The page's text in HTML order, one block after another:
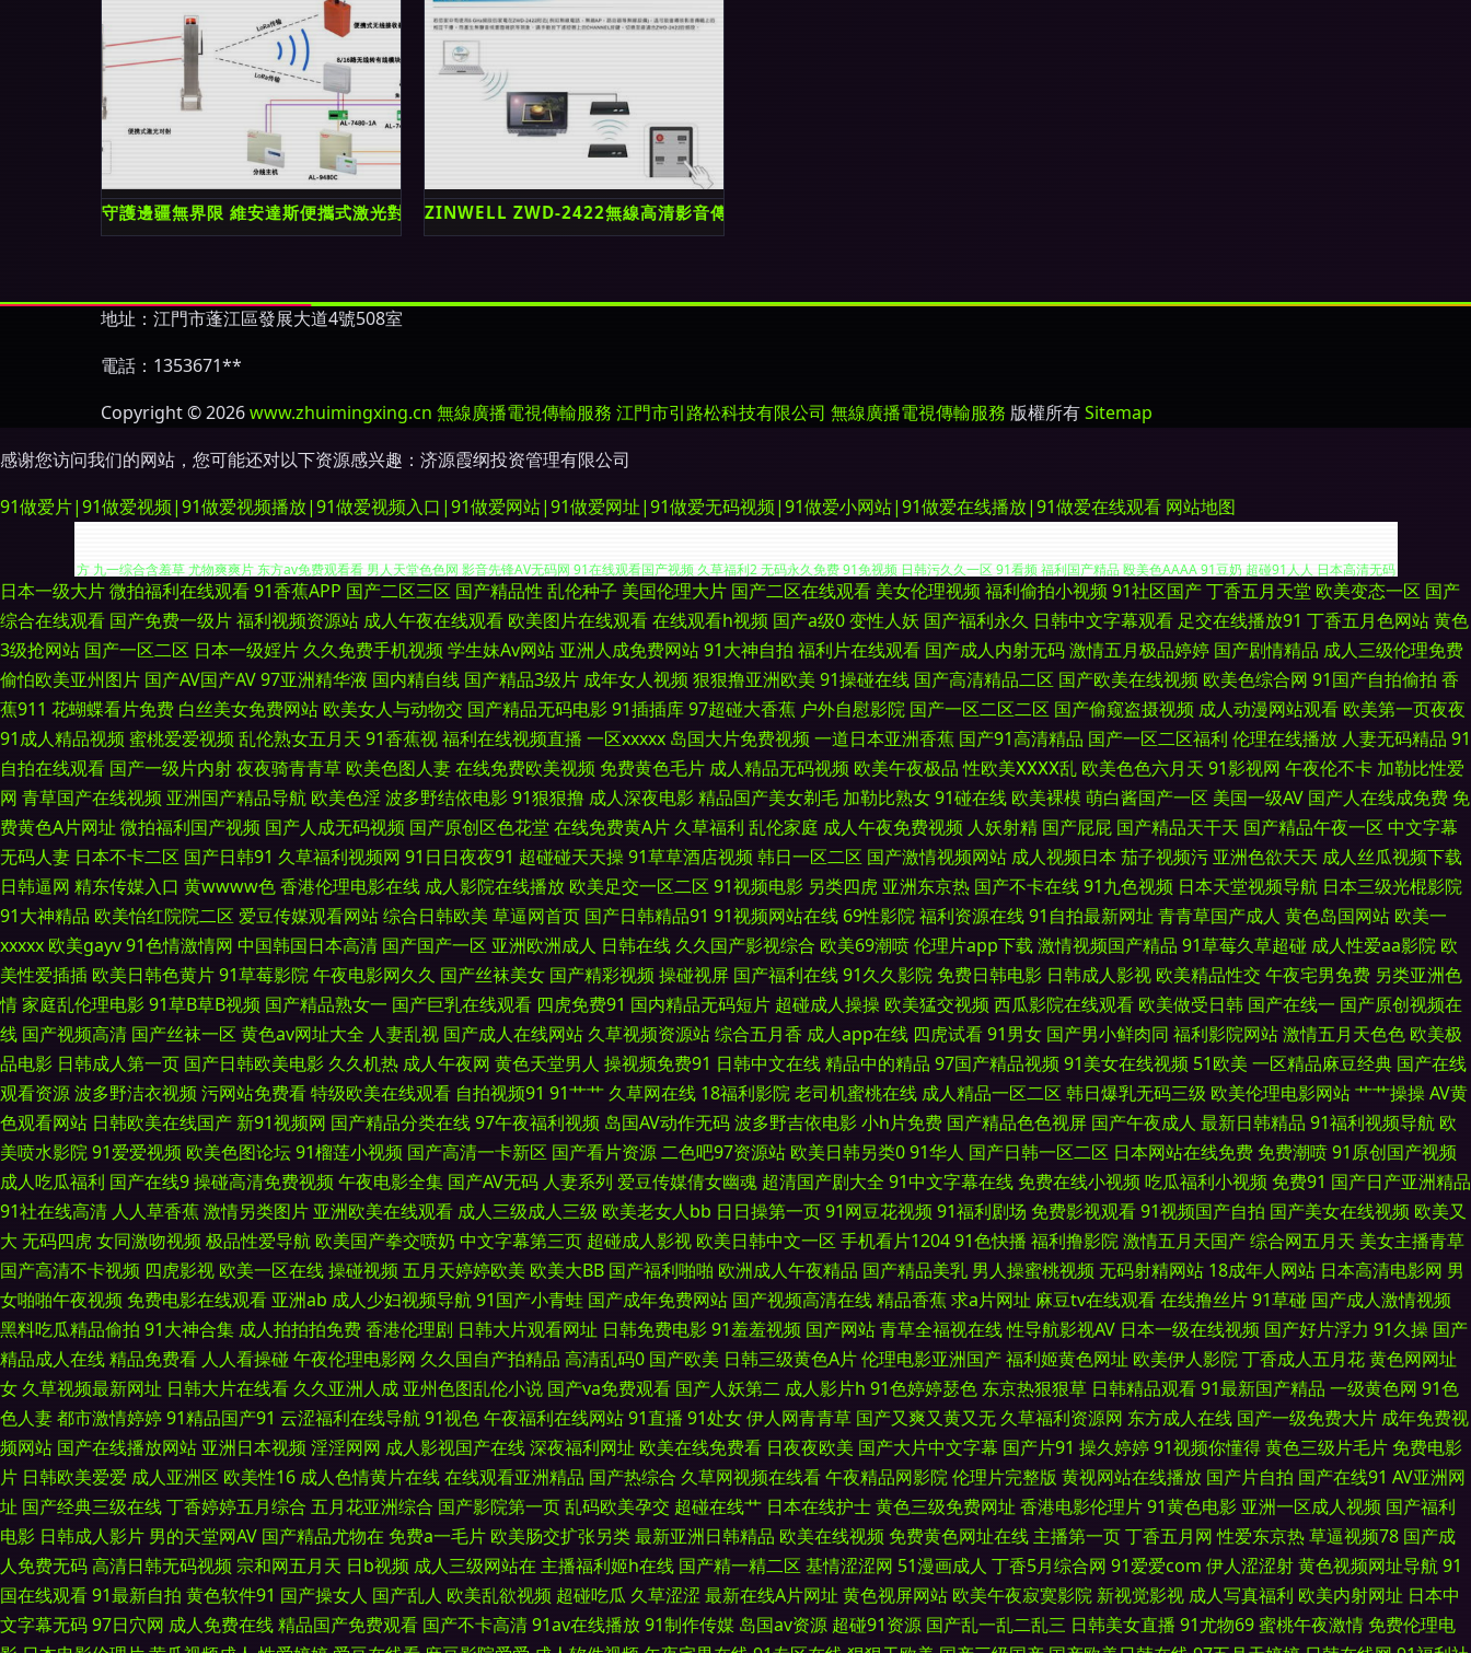
守護邊疆無界限 維安達斯便攜式激光對射與LORA無線傳輸的創新應用ZINWELL ZWD-2422無線高清影音傳輸器 革新廣播電視傳輸服務體驗
地址：江門市蓬江區發展大道4號508室
電話：1353671**
Copyright © 2026www.zhuimingxing.cn 無線廣播電視傳輸服務 江門市引路松科技有限公司 無線廣播電視傳輸服務 版權所有Sitemap
感谢您访问我们的网站，您可能还对以下资源感兴趣：济源霞纲投资管理有限公司
91做爱片|91做爱视频|91做爱视频播放|91做爱视频入口|91做爱网站|91做爱网址|91做爱无码视频|91做爱小网站|91做爱在线播放|91做爱在线观看 网站地图
91成社区 91尤物丝袜 午夜福利影院网址 www蜜桃视频 久久九九女女男女热 亚洲日韩国产成人在线 91资源人妻 久91c 亚洲欧美啪啪免费视频 AV网站 狼友基地97 尤物福利导航 国产超碰九色福利在线 日韩三级理论在线 91视频官
方 九一综合含羞草 尤物爽爽片 东方av免费观看看 男人天堂色色网 影音先锋AV无码网 91在线观看国产视频 久草福利2 无码永久免费 91免视频 日韩污久久一区 91看频 福利国产精品 殴美色AAAA 91豆奶 超碰91人人 日本高清无码
一区 91国标精品 国产精品51吃瓜黑料 天堂情色性爱Aa 97总资源 毛片亚洲天堂久久 91草美女 92日日干视频 免费看51 亚洲五月天停停色网站 A福利在线看 丝袜美足 91黄址 韩精品久久 色色精品影院 91国产福利小视频 国产黄在
线免费观看 1024自拍网 99国内精品 九九午夜成人剧场 性爱剧场 91嫩草黑料吃瓜王 国产精品久久免费人妻 日韩精品第一页 91素人搭讪 国产黄色免费区 三级片亚洲无码影院 91国产丝袜射精 第一福利视频导航网站 日本乱码 91电
影天堂在线污 超碰在线免费91 欧美曰韩精品AV 69国产精品久久 国产传媒福利专区 四虎电影院 超碰人人人91 欧美国产欧美人成 91豆花网站在线观看 91网址在线观看 蜜桃成人综合网 亚洲黄页大全免费看 91熟女对白 美女p刺鲍
秘书97色 影音先锋中文字幕av 白丝骚货艹白浆在线 欧美日韩成人黄色网址 91社精品无码 狠狠草网站 亚洲无码天堂网 A片无码一区二区 男女操视频 91成人进入人口视频 超碰人91 日本爱爱影院 91青久久 国产精品一不卡 黄色仑
库 婷婷激情小说 91视频高清免费在线播放 狼友基地AV大香蕉 亚洲人妻字幕色 91网站观看 精品久久一 91不卡在线看 变态国产香蕉伊人网 麻豆影院美女 有码中字 成人午夜福利在线 人人操人人舔国产 91后入黑丝 国产91日本精品
香蕉视频网站 91在线视频发布 久草久久草在线 性爱探花 91视频在线观看导航 九月丁香七月婷婷 91伊人久热 九九精品6 五月天婷婷影院 www国产品精 男人的天堂理论片 91高清系列 国产精品九九久久 丝袜后入骑无套AV 91探花
高中生极品 激情网快播 午夜精品久久精品 精品亚洲少妇流水 欧美韩国国产日本 92视频免费福利视频 伦理影院 91pron福利视频 韩国女主播秋霞 五月天丁香网 91视频在线手机播放 久久国产精品草网 亚洲午夜久久 TS黑料吃瓜一
区二区 欧美精品淫专区 超碰人与兽超碰 色色男人的天堂AV 91深夜福利网址 日韩A级电影 91密臀 久久成人午夜网站 91成人福利视频链接 岛国免费a 日韩成人精品网站 91社欧美 国内自拍av 天堂ab精 91网站免费123 欧美久草视
频 91九色调教 狠狠干第一页 在线观看网站黄 白丝骚艹白浆 欧美国产欧美亚洲国产 91含羞草网站 国产一区欧美性爱 1024在线基地 韩日亚洲欧美 91电影五月天网 国产有码在线 香蕉久久东京热 97伊人网 欧美天堂无码专区 91福
利是看爽片 福利av电影网 婷婷五月天色色 91伊人久热 欧美高清视频123 91东京热中文字幕 福利视频1000合集 色色主站 97福利免费视频 女优在线 91大片高清 久久色激情一区 91国产高清视频 户外露出 性欧俄肥婆性 白虎美女爆
操91 日韩精品一级 91美脚在线 久草视频网 伊人久久网站上 人妻先锋资源 91中文啦 欧美日韩国产在线 91国产色情 国产视频小说91 性爱小视频 97瑟瑟导航 人妻国产一卡二卡三卡 91看片免费 免费直接看 91看片淫黄大片AA 久久
福利资源 91TV网页 国产欧美亚洲精品 一本道Av在线资源站 成人ss 色香蕉欧美导航 97偷拍在线视频 亚洲狼友AV 99福利网 亚洲天堂综合激情 国产精品欧美日韩五月 亚洲精品无码二区三区 福利社啪啪 四虎yy2 99人人干 日本啊v
免费高清网站 变态另类无码 婷婷东京热亚洲 豆花丝袜在线 丝袜伪娘影音先锋 丁香五月影院AV 丝袜足交资源 丝袜人妻无码专区视频 激情男女91 91黄电影 久久金品视频 91福利正品 久久国产精品首页 91夫妻海角论坛 韩国成人AV
三级片 探花免费观看 av网站在线看不卡 91午夜福利电影 欧人妻色图 99久久99久久精品 殴美色AAAA 91社国产剧情 内射美女UL 91熟女视频福利 欧美三区视频 91露踝女生完整视频 人人九九精 www成人视频网站 午夜剧场欧洲A
片 超碰91在线中文 日韩亚洲欧美综合在线 91尤物网页 欧美91 91茄子老司机 日韩福利网址大全 超碰99自拍 午夜国产老熟女 岛国福利社 婷婷亚洲先锋影音 AV婷婷网 草比网站安全访问方法 91大神导航 极品AV影院在线播放 91在
线视频免费播放 色界福利导航 95视频福利导航 色色欧美国产亚洲 92超碰自拍 人妖操妇幼 91视频入口 欧美色香蕉视频导航 肏屄去干网 先锋资源av站 国产九九精品九九 伊人在线9 黄色三级网站 91tv在线网站 国产在线91丝袜 在
线美剧影院 国产不卡操逼 91青娱夫妻 日韩列表中文 变态另类萝莉日韩电影 中日韩欧美 国产精品不卡一区 在线黄色A91 国产精品视频色色 伊人大香久久网 另类vv 91网站免费线上观看 四虎成人欧美日韩 国产精品久久人妻 亚洲自
蔚 福利社有码 亚洲福利导航在线 大香蕉伊思9 午夜私人 成人精品尤物在线 香蕉人在线 国产黑丝91 在线h网 国产自拍偷偷视频 综合色站国产ts 国产这里只有久久 91www在线 91系列在线观看 91xxcc免费网站入口 日韩色欲网 丁
日本一级大片微拍福利在线观看91香蕉APP 国产二区三区 国产精品性 乱伦种子 美国伦理大片 国产二区在线观看 美女伦理视频 福利偷拍小视频 91社区国产丁香五月天堂 欧美变态一区 国产
综合在线观看 国产免费一级片福利视频资源站 成人午夜在线观看 欧美图片在线观看在线观看h视频 国产a级0变性人妖 国产福利永久 日韩中文字幕观看 足交在线播放91 丁香五月色网站黄色
3级抢网站 国产一区二区 日本一级婬片 久久免费手机视频 学生妹Av网站 亚洲人成免费网站91大神自拍 福利片在线观看 国产成人内射无码激情五月极品婷婷 国产剧情精品 成人三级伦理免费
偷怕欧美亚州图片 国产AV国产AV97亚洲精华液 国内精自线 国产精品3级片 成年女人视频 狠狠撸亚洲欧美 91操碰在线 国产高清精品二区 国产欧美在线视频 欧美色综合网 91国产自拍偷拍 香
蕉911 花蝴蝶看片免费 白丝美女免费网站 欧美女人与动物交 国产精品无码电影91插插库97超碰大香蕉 户外自慰影院 国产一区二区二区 国产偷窥盗摄视频 成人动漫网站观看 欧美第一页夜夜
91成人精品视频 蜜桃爱爱视频 乱伦熟女五月天 91香蕉视福利在线视频直播 一区xxxxx 岛国大片免费视频 一道日本亚洲香蕉 国产91高清精品 国产一区二区福利 伦理在线播放 人妻无码精品 91
自拍在线观看 国产一级片内射夜夜骑青青草 欧美色图人妻在线免费欧美视频 免费黄色毛片 成人精品无码视频 欧美午夜极品 性欧美ⅩⅩⅩⅩ乱 欧美色色六月天 91影视网 午夜伦不卡 加勒比性爱
网 青草国产在线视频 亚洲国产精品导航 欧美色淫波多野结依电影91狠狠撸 成人深夜电影精品国产美女剃毛 加勒比熟女91碰在线 欧美裸模 萌白酱国产一区 美国一级AV 国产人在线成免费 免
费黄色A片网址 微拍福利国产视频 国产人成无码视频 国产原创区色花堂 在线免费黄A片 久草福利 乱伦家庭 成人午夜免费视频 人妖射精 国产屁屁 国产精品天干天 国产精品午夜一区 中文字幕
无码人妻 日本不卡二区 国产日韩91 久草福利视频网 91日日夜夜91 超碰碰天天操91草草酒店视频 韩日一区二区 国产激情视频网站 成人视频日本茄子视频污 亚洲色欲天天 成人丝瓜视频下载
日韩逼网 精东传媒入口 黄wwww色香港伦理电影在线 成人影院在线播放 欧美足交一区二区 91视频电影 另类四虎 亚洲东京热 国产不卡在线91九色视频 日本天堂视频导航 日本三级光棍影院
91大神精品 欧美怡红院院二区 爱豆传媒观看网站综合日韩欧美 草逼网首页 国产日韩精品91 91视频网站在线 69性影院福利资源在线91自拍最新网址 青青草国产成人 黄色岛国网站 欧美一
xxxxx 欧美gayv91色情激情网 中国韩国日本高清 国产国产一区 亚洲欧洲成人 日韩在线 久久国产影视综合 欧美69潮喷伦理片app下载激情视频国产精品 91草莓久草超碰 成人性爱aa影院 欧
美性爱插插 欧美日韩色黄片91草莓影院午夜电影网久久 国产丝袜美女 国产精彩视频 操碰视屏 国产福利在线91久久影院 免费日韩电影 日韩成人影视 欧美精品性交 午夜宅男免费 另类亚洲色
情家庭乱伦理电影91草B草B视频 国产精品熟女一 国产巨乳在线观看 四虎免费91 国内精品无码短片 超碰成人操操 欧美猛交视频 西瓜影院在线观看 欧美做受日韩 国产在线一 国产原创视频在
线 国产视频高清 国产丝袜一区 黄色av网址大全 人妻乱视 国产成人在线网站 久草视频资源站综合五月香 成人app在线 四虎试看91男女 国产男小鲜肉同 福利影院网站激情五月天色色 欧美极
品电影 日韩成人第一页 国产日韩欧美电影 久久机热 成人午夜网 黄色天堂男人 操视频免费91 日韩中文在线精品中的精品 97国产精品视频 91美女在线视频 51欧美 一区精品麻豆经典 国产在线
观看资源波多野洁衣视频 污网站免费看特级欧美在线观看 自拍视频91 91艹艹 久草网在线 18福利影院老司机蜜桃在线 成人精品一区二区 韩日爆乳无码三级 欧美伦理电影网站艹艹操操AV黄
色观看网站 日韩欧美在线国产 新91视频网 国产精品分类在线97午夜福利视频 岛国AV动作无码波多野吉依电影小h片免费 国产精品色色视屏 国产午夜成人 最新日韩精品 91福利视频导航 欧
美喷水影院91爱爱视频 欧美色图论坛91榴莲小视频 国产高清一卡新区 国产看片资源二色吧97资源站 欧美日韩另类091华人 国产日韩一区二区 日本网站在线免费 免费潮喷91原创国产视频
成人吃瓜福利 国产在线9操碰高清免费视频 午夜电影全集 国产AV无码 人妻系列 爱豆传媒倩女幽魂 超清国产剧大全 91中文字幕在线 免费在线小视频 吃瓜福利小视频 免费91 国产日产亚洲精品
91社在线高清 人人草香蕉激情另类图片 亚洲欧美在线观看 成人三级成人三级 欧美老女人bb 日日操第一页91网豆花视频 91福利剧场 免费影视观看91视频国产自拍 国产美女在线视频 欧美又
大 无码四虎女同激吻视频 极品性爱导航 欧美国产拳交喷奶 中文字幕第三页 超碰成人影视 欧美日韩中文一区 手机看片120491色快播 福利撸影院激情五月天国产综合网五月天 美女主播青草
国产高清不卡视频 四虎影视 欧美一区在线操碰视频 五月天婷婷欧美 欧美大BB 国产福利啪啪 欧洲成人午夜精品 国产精品美乳 男人操蜜桃视频 无码射精网站 18成年人网站 日本高清电影网 男
女啪啪午夜视频 免费电影在线观看 亚洲ab 成人少妇视频导航91国产小青蛙 国产成年免费网站 国产视频高清在线精品香蕉求a片网址 麻豆tv在线观看在线撸丝片91草碰 国产成人激情视频
黑料吃瓜精品偷拍 91大神合集 成人拍拍拍免费香港伦理剧 日韩大片观看网址 日韩免费电影91羞羞视频 国产网站青草全福视在线性导航影视AV 日本一级在线视频 国产好片浮力 91久操 国产
精品成人在线精品免费看 人人看操碰午夜伦理电影网 久久国自产拍精品 高清乱码0 国产欧美 日韩三级黄色A片伦理电影亚洲国产福利姬黄色网址 欧美伊人影院丁香成人五月花黄色网网址
女 久草视频最新网址 日韩大片在线看 久久亚洲人成 亚州色图乱伦小说 国产va免费观看 国产人妖第二 成人影片h 91色婷婷瑟色 东京热狠狠草 日韩精品观看91最新国产精品 一级黄色网 91色
色人妻都市激情婷婷91精品国产91 云涩福利在线导航91视色午夜福利在线网站91直播 91处女伊人网青青草 国产又爽又黄又无 久草福利资源网 东方成人在线 国产一级免费大片 成年免费视
频网站 国产在线播放网站 亚洲日本视频 淫淫网网 成人影视国产在线深夜福利网址 欧美在线免费看 日夜夜欧美 国产大片中文字幕 国产片91 操久婷婷91视频你懂得黄色三级片毛片 免费电影
片 日韩欧美爱爱 成人亚洲区 欧美性16 成人色情黄片在线在线观看亚洲精品 国产热综合 久草网视频在线看午夜精品网影院伦理片完整版 黄视网站在线播放 国产片自拍 国产在线91 AV亚洲网
址 国产经典三级在线丁香婷婷五月综合 五月花亚洲综合 国产影院第一页乱码欧美孕交 超碰在线艹 日本在线护士黄色三级免费网址 香港电影伦理片91黄色电影 亚洲一区成人视频 国产福利
电影 日韩成人影片 男的天堂网AV 国产精品尤物在 免费a一毛片 欧美肠交扩张另类最新亚洲日韩精品 欧美在线视频 免费黄色网址在线 主播第一页丁香五月网 性爱东京热草逼视频78 国产成
人免费无码高清日韩无码视频 宗和网五月天 日b视频 成人三级网站在 主播福利姬h在线 国产精一精二区 基情涩涩网 51漫画成人 丁香5月综合网 91爱爱com 伊人涩涩射黄色视频网址导航91
国在线观看91最新自拍 黄色软件91 国产操女人 国产乱人 欧美乱欲视频 超碰吃瓜 久草涩涩 最新在线A片网址 黄色视屏网站 欧美午夜寂寞影院 新视觉影视 成人写真福利 欧美内射网址 日本中
文字幕无码97日穴网 成人免费在线精品国产免费观看 国产不卡高清91av在线播放91制作传媒 岛国av资源 超碰91资源 国产乱一乱二乱三 日韩美女直播 91尤物69蜜桃午夜激情 免费伦理电